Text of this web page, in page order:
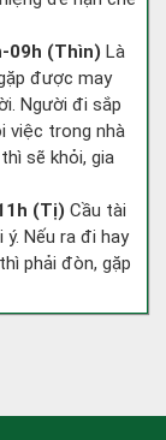
09h (Thìn) Là
được may
Người đi sắp
việc trong nhà
sẽ khỏi, gia
(Tị) Cầu tài
Nếu ra đi hay
phải đòn, gặp